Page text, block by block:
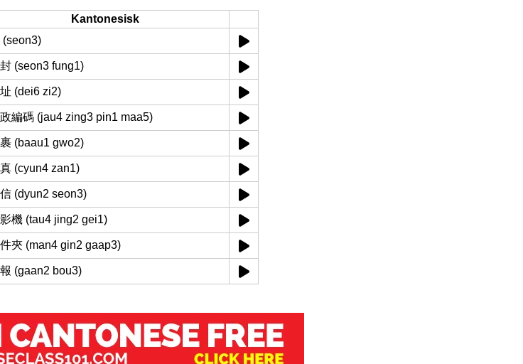
Kantonesisk
(seon3)
(seon3 fung1)
(dei6 zi2)
編碼 (jau4 zing3 pin1 maa5)
(baau1 gwo2)
(cyun4 zan1)
(dyun2 seon3)
機 (tau4 jing2 gei1)
夾 (man4 gin2 gaap3)
(gaan2 bou3)